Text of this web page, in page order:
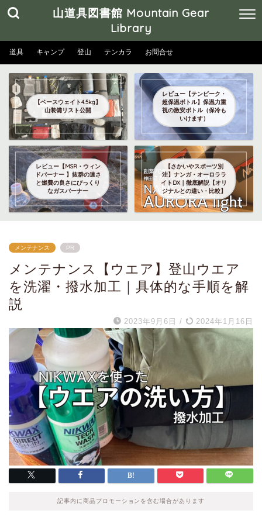
山道具図書館 Mountain Gear
Library
道具 キャンプ 登山 テンカラ お問合せ
【ベースウェイト4.5kg】
山装備リスト公開
レビュー【テンピーク・
超保温ボトル】保温力重
視の激安ボトル（保冷も
いけます）
レビュー【MSR・ウィン
ドバーナー 】抜群の速さ
と燃費の良さにびっくり
なガスバーナー
【さかいやスポーツ別
注】ナンガ・オーロララ
イトDX｜徹底解説【オリ
ジナルとの違い・比較】
メンテナンス PR
メンテナンス【ウエア】登山ウエア
を洗濯・撥水加工｜具体的な手順を解
説
2023年9月6日 / 2024年1月16日
記事内に商品プロモーションを含む場合があります